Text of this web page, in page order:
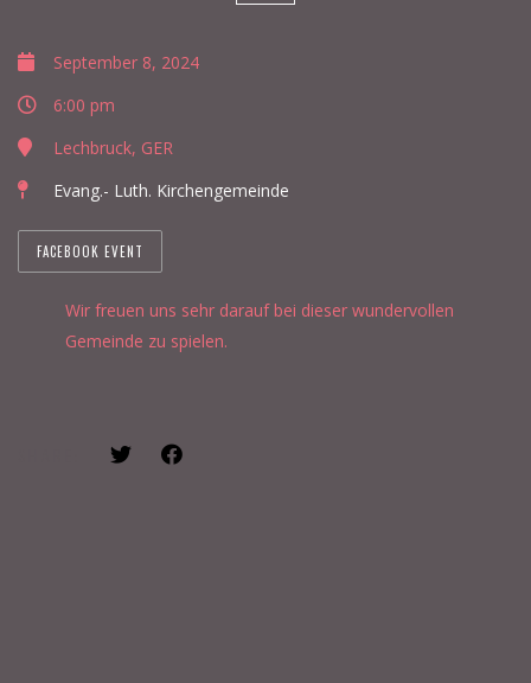
September 8, 2024
6:00 pm
Lechbruck, GER
Evang.- Luth. Kirchengemeinde
FACEBOOK EVENT
Wir freuen uns sehr darauf bei dieser wundervollen
Gemeinde zu spielen.